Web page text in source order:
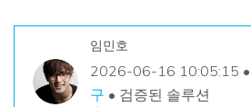
분실/삭제된 데이터 무료 복구
무료 체험
데이터 손실 시나리오
임민호
2026-06-16 10:05:15 •
구 • 검증된 솔루션